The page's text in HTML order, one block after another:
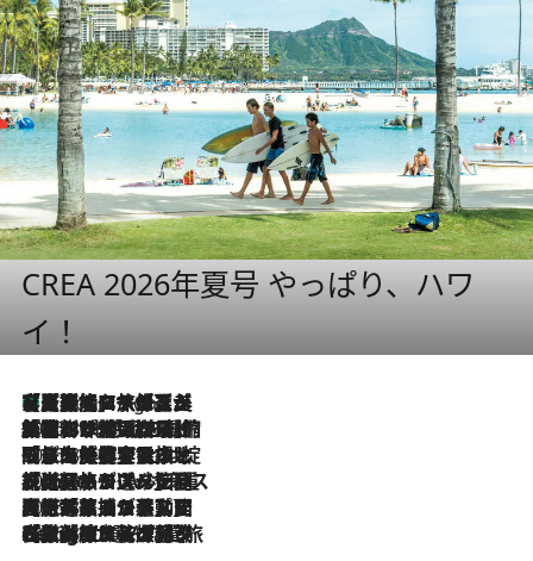
CREA 2026年夏号 やっぱり、ハワ
イ！
4 Hours Ago
【厳選旅コスメ】「多機能アイテムがメイン！」旅好き美容エディターが選んだ夏旅ベストコスメを発表【Mサイズジップ】
2026.8.6
「荷物が増えるほど旅ストレスは増す」美容ジャーナリストがたどり着いた最終結論。“化粧品を劇的に減らす”感動の凝縮美容とは
2026.8.6
「旅先には金髪ウィッグを持参」日本と同じメイクでは損してる!? 美容ジャーナリストが提案する“掟破りの旅美容”とは
2026.8.6
【厳選旅コスメ】「身軽さ＆UV対策重視！」ヘアアーティストshucoが選んだ夏旅ベストコスメを発表【Mサイズジップ】
2026.8.5
【厳選旅コスメ】国内をあちこち移動する河井菜摘が選んだ夏旅ベストコスメ発表！「リラックスアイテムはマスト」【Mサイズジップ】
2026.8.4
【厳選旅コスメ】「紫外線＆乾燥対策しながらメイク感も！」ヘア＆メイクGeorgeが選んだ夏旅ベストコスメを発表！【Mサイズジップ】